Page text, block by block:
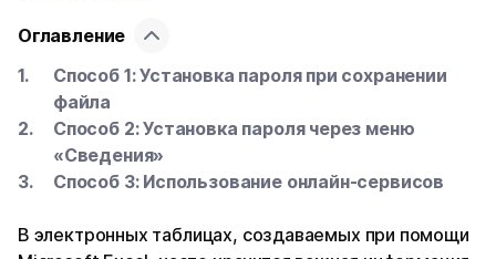
Оглавление
Способ 1: Установка пароля при сохранении
файла
Способ 2: Установка пароля через меню
«Сведения»
Способ 3: Использование онлайн-сервисов
В электронных таблицах, создаваемых при помощи